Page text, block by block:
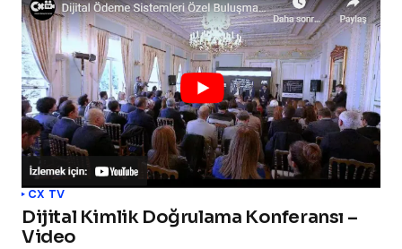
CX TV
Dijital Kimlik Doğrulama Konferansı –
Video